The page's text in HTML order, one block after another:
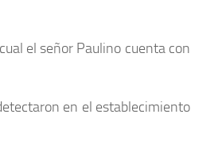
el señor Paulino cuenta con
en el establecimiento